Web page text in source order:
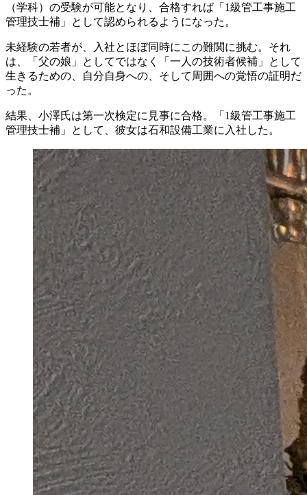
（学科）の受験が可能となり、合格すれば「1級管工事施工
管理技士補」として認められるようになった。
未経験の若者が、入社とほぼ同時にこの難関に挑む。それ
は、「父の娘」としてではなく「一人の技術者候補」として
生きるための、自分自身への、そして周囲への覚悟の証明だ
った。
結果、小澤氏は第一次検定に見事に合格。「1級管工事施工
管理技士補」として、彼女は石和設備工業に入社した。